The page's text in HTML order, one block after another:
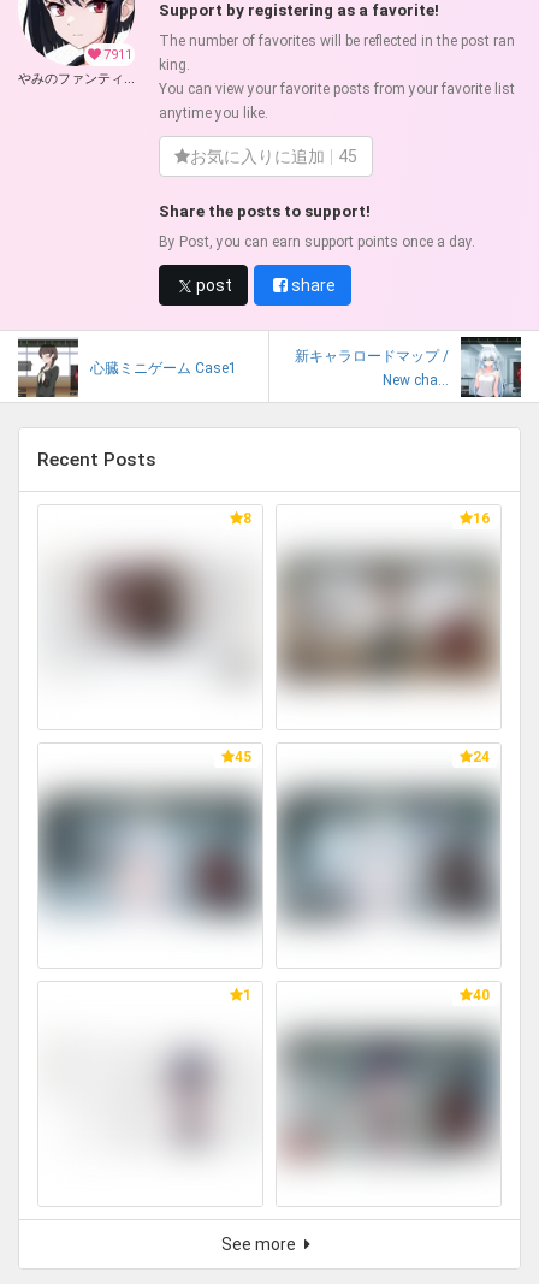
7911
やみのファンティア (やみ)
Support by registering as a favorite!
The number of favorites will be reflected in the post ran
king.
You can view your favorite posts from your favorite list
anytime you like.
お気に入りに追加 45
Share the posts to support!
By Post, you can earn support points once a day.
post share
心臓ミニゲーム Case1
新キャラロードマップ /
New cha...
Recent Posts
8 16
45 24
1 40
See more